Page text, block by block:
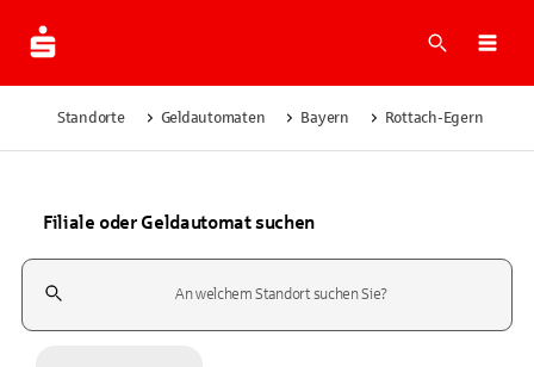
Suche
Standorte Geldautomaten Bayern Rottach-Egern
Filiale oder Geldautomat suchen
Suchfeld